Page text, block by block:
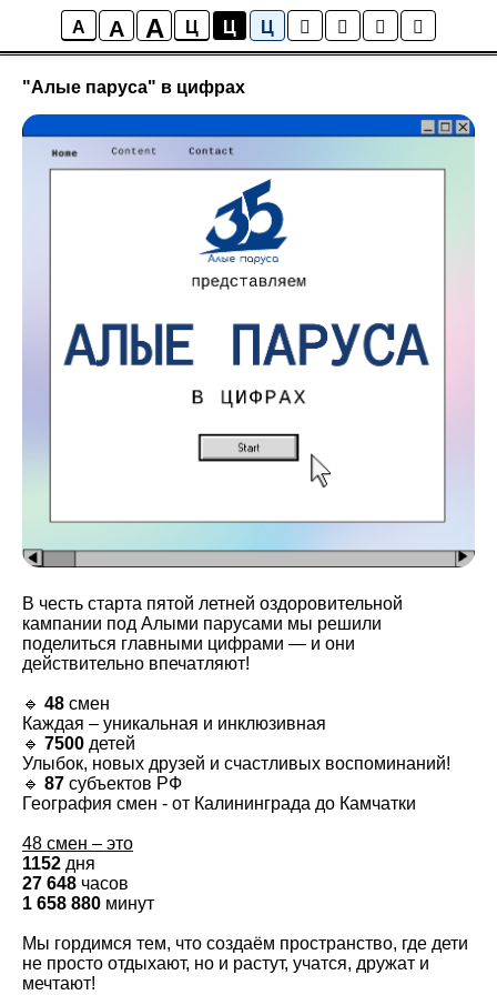
A A A Ц Ц Ц
Новости
"Алые паруса" в цифрах
В честь старта пятой летней оздоровительной
кампании под Алыми парусами мы решили
поделиться главными цифрами — и они
действительно впечатляют!
🔹 48 смен
Каждая – уникальная и инклюзивная
🔹 7500 детей
Улыбок, новых друзей и счастливых воспоминаний!
🔹 87 субъектов РФ
География смен - от Калининграда до Камчатки
48 смен – это
1152 дня
27 648 часов
1 658 880 минут
Мы гордимся тем, что создаём пространство, где дети
не просто отдыхают, но и растут, учатся, дружат и
мечтают!